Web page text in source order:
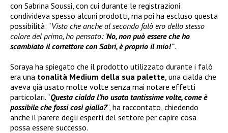
con Sabrina Soussi, con cui durante le registrazioni
condivideva spesso alcuni prodotti, ma poi ha escluso questa
possibilità: “Visto che anche al secondo falò ero dello stesso
colore del primo, ho pensato: ‘No, non può essere che ho
scambiato il correttore con Sabri, è proprio il mio!’”.
Soraya ha spiegato che il prodotto utilizzato durante i falò
era una tonalità Medium della sua palette , una cialda che
aveva già usato molte volte senza mai notare effetti
particolari. “Questa cialda l’ho usata tantissime volte, come è
possibile che fossi così gialla?”, ha raccontato, chiedendo
anche il parere degli esperti del settore per capire cosa
possa essere successo.